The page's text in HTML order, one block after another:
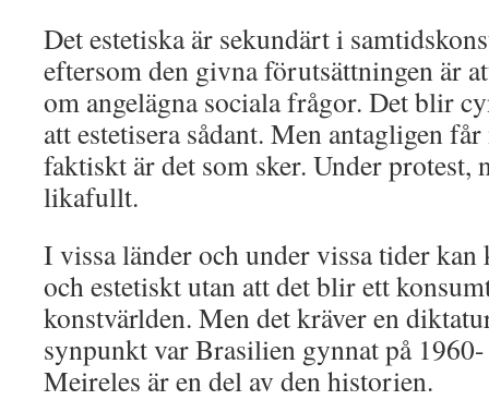
Det estetiska är sekundärt i
eftersom den givna förutsättningen är
om angelägna sociala frågor. Det blir
att estetisera sådant. Men antagligen får
faktiskt är det som sker. Under protest,
likafullt.
I vissa länder och under vissa tider
och estetiskt utan att det blir ett
konstvärlden. Men det kräver en
synpunkt var Brasilien gynnat på
Meireles är en del av den historien.